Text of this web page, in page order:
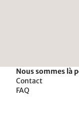
Nous sommes là
Contact
FAQ